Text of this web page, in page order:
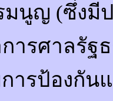
มนูญ (ซึ่งมี
ารศาลรั
ารป้องกัน